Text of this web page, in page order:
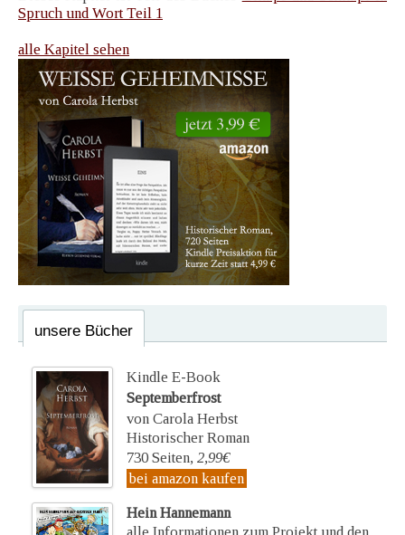
Spruch und Wort Teil 1
alle Kapitel sehen
unsere Bücher
Kindle E-Book
Septemberfrost
von Carola Herbst
Historischer Roman
730 Seiten, 2,99€
bei amazon kaufen
Hein Hannemann